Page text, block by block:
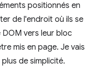
positionnés en
de l'endroit où ils se
vers leur bloc
mis en page. Je vais
de simplicité.